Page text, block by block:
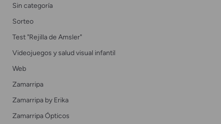
Sin categoría
Sorteo
Test "Rejilla de Amsler"
Videojuegos y salud visual infantil
Web
Zamarripa
Zamarripa by Erika
Zamarripa Ópticos